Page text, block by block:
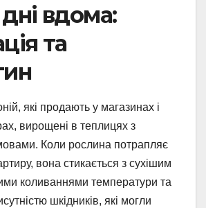
вдома:
та
які продають у магазинах і
вирощені в теплицях з
Коли рослина потрапляє
вона стикається з сухішим
коливаннями температури та
шкідників, які могли